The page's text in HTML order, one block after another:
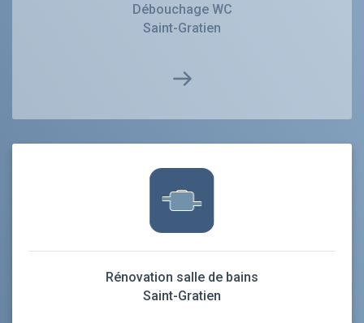
Débouchage WC
Saint-Gratien
Rénovation salle de bains
Saint-Gratien